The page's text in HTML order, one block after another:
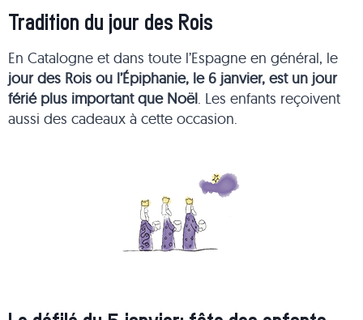
Tradition du jour des Rois
En Catalogne et dans toute l’Espagne en général, le
jour des Rois ou l’Épiphanie, le 6 janvier, est un jour
férié plus important que Noël. Les enfants reçoivent
aussi des cadeaux à cette occasion.